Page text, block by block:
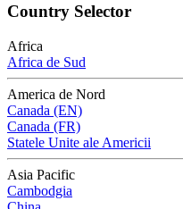
Country Selector
Africa
Africa de Sud
America de Nord
Canada (EN)
Canada (FR)
Statele Unite ale Americii
Asia Pacific
Cambodgia